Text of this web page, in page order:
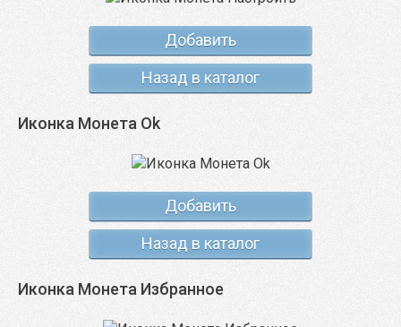
Добавить
Назад в каталог
Иконка Монета Ok
Добавить
Назад в каталог
Иконка Монета Избранное